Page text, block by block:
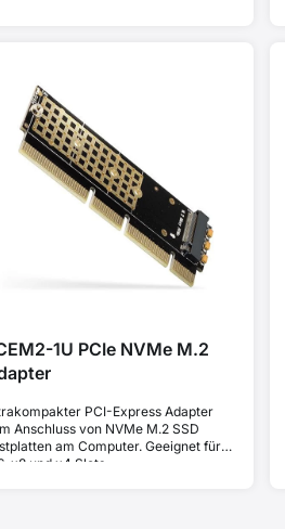
1U PCIe NVMe M.2
PCI-Express Adapter
Anschluss von NVMe M.2 SSD
am Computer. Geeignet für
x8 und x4 Slots.